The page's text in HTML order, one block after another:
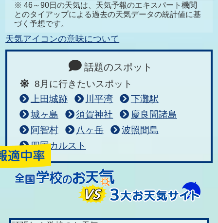
※ 46～90日の天気は、天気予報のエキスパート機関
とのタイアップによる過去の天気データの統計値に基
づく予想です。
天気アイコンの意味について
話題のスポット
8月に行きたいスポット
上田城跡
川平湾
下灘駅
城ヶ島
須賀神社
慶良間諸島
阿智村
八ヶ岳
波照間島
四国カルスト